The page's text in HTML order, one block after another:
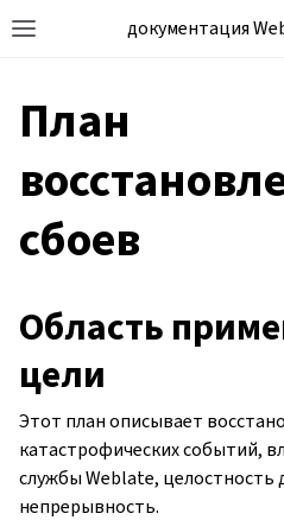
документация
План
сбоев
Область
цели
Этот план описывает
катастрофических событий,
службы Weblate,
непрерывность.